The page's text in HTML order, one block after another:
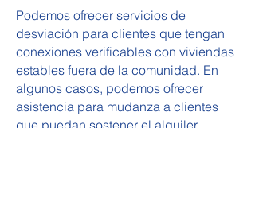
Podemos ofrecer servicios de
desviación para clientes que tengan
conexiones verificables con viviendas
estables fuera de la comunidad. En
algunos casos, podemos ofrecer
asistencia para mudanza a clientes
que puedan sostener el alquiler